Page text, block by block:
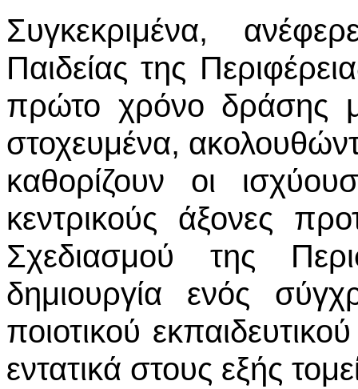
Συγκεκριμένα,
Παιδείας της
πρώτο χρόνο δράσης
στοχευμένα,
καθορίζουν οι
κεντρικούς άξονες
Σχεδιασμού της
δημιουργία ενός
ποιοτικού
εντατικά στους εξής